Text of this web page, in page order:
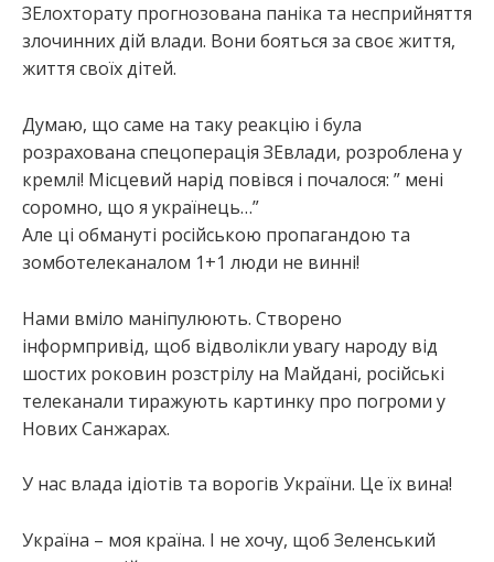
ЗЕлохторату прогнозована паніка та несприйняття
злочинних дій влади. Вони бояться за своє життя,
життя своїх дітей.
Думаю, що саме на таку реакцію і була
розрахована спецоперація ЗЕвлади, розроблена у
кремлі! Місцевий нарід повівся і почалося: ” мені
соромно, що я українець…”
Але ці обмануті російською пропагандою та
зомботелеканалом 1+1 люди не винні!
Нами вміло маніпулюють. Створено
інформпривід, щоб відволікли увагу народу від
шостих роковин розстрілу на Майдані, російські
телеканали тиражують картинку про погроми у
Нових Санжарах.
У нас влада ідіотів та ворогів України. Це їх вина!
Україна – моя країна. І не хочу, щоб Зеленський